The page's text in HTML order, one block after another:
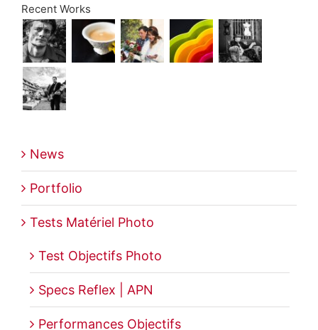
Recent Works
News
Portfolio
Tests Matériel Photo
Test Objectifs Photo
Specs Reflex | APN
Performances Objectifs